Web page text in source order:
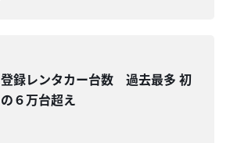
登録レンタカー台数 過去最多 初
の６万台超え